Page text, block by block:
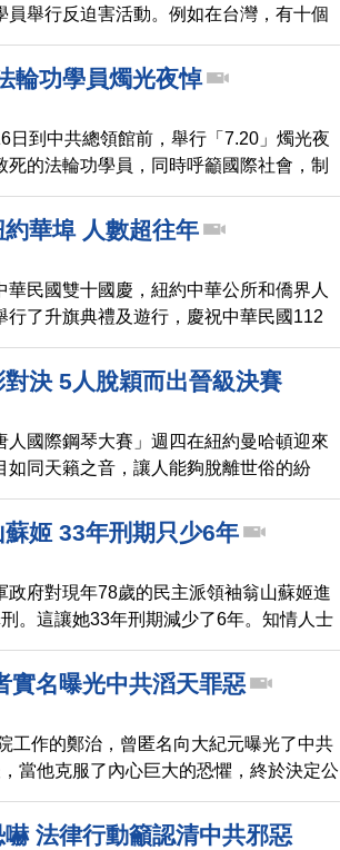
員舉行反迫害活動。例如在台灣，有十個
或遊行。在美國東部，在紐約和首都華盛
輪功學員燭光夜悼
日到中共總領館前，舉行「7.20」燭光夜
的法輪功學員，同時呼籲國際社會，制
。
華埠 人數超往年
民國雙十國慶，紐約中華公所和僑界人
行了升旗典禮及遊行，慶祝中華民國112
決 5人脫穎而出晉級決賽
人國際鋼琴大賽」週四在紐約曼哈頓迎來
如同天籟之音，讓人能夠脫離世俗的紛
，來自歐美亞選手中，有5人晉級決賽。
姬 33年刑期只少6年
政府對現年78歲的民主派領袖翁山蘇姬進
。這讓她33年刑期減少了6年。知情人士
禁。上個禮拜，她已經從監獄被移到首都
。
實名曝光中共滔天罪惡
工作的鄭治，曾匿名向大紀元曝光了中共
當他克服了內心巨大的恐懼，終於決定公
法律行動籲認清中共邪惡